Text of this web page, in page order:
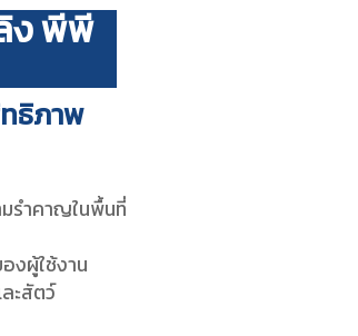
ง พีพี
ธิภาพ
รำคาญในพื้นที่
งผู้ใช้งาน
ะสัตว์